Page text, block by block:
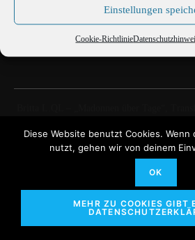
Einstellungen
Cookie-Richtlinie
Madonnen über
Cookie-Richtlinie
Datenschutzhinweis
Diese Website benutzt Cookies.
nutzt, gehen wir von deinem
OK
MEHR ZU COOKIES GIBT